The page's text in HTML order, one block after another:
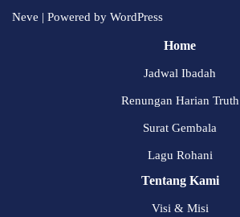
Neve | Powered by WordPress
Home
Jadwal Ibadah
Renungan Harian Truth
Surat Gembala
Lagu Rohani
Tentang Kami
Visi & Misi